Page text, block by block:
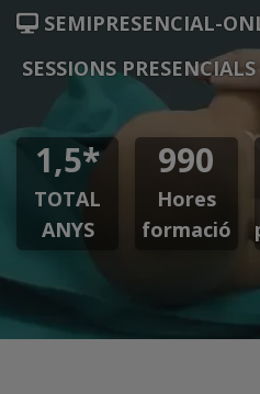
SEMIPRESENCIAL-
SESSIONS
1,5*
TOTAL
ANYS
990
Hores
formació